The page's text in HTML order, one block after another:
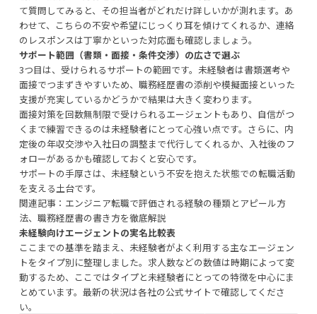
て質問してみると、その担当者がどれだけ詳しいかが測れます。あ
わせて、こちらの不安や希望にじっくり耳を傾けてくれるか、連絡
のレスポンスは丁寧かといった対応面も確認しましょう。
サポート範囲（書類・面接・条件交渉）の広さで選ぶ
3つ目は、受けられるサポートの範囲です。未経験者は書類選考や
面接でつまずきやすいため、職務経歴書の添削や模擬面接といった
支援が充実しているかどうかで結果は大きく変わります。
面接対策を回数無制限で受けられるエージェントもあり、自信がつ
くまで練習できるのは未経験者にとって心強い点です。さらに、内
定後の年収交渉や入社日の調整まで代行してくれるか、入社後のフ
ォローがあるかも確認しておくと安心です。
サポートの手厚さは、未経験という不安を抱えた状態での転職活動
を支える土台です。
関連記事： エンジニア転職で評価される経験の種類とアピール方
法、職務経歴書の書き方を徹底解説
未経験向けエージェントの実名比較表
ここまでの基準を踏まえ、未経験者がよく利用する主なエージェン
トをタイプ別に整理しました。求人数などの数値は時期によって変
動するため、ここではタイプと未経験者にとっての特徴を中心にま
とめています。最新の状況は各社の公式サイトで確認してくださ
い。